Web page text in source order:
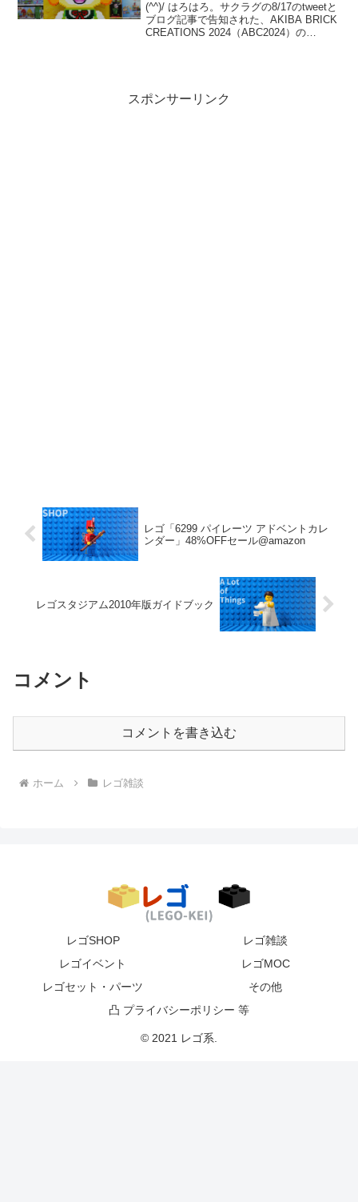
(^^)/ はろはろ。サクラグの8/17のtweetと
ブログ記事で告知された、AKIBA BRICK
CREATIONS 2024（ABC2024）の
スポンサーリンク
レゴ「6299 パイレーツ アドベントカレ
ンダー」48%OFFセール@amazon
レゴスタジアム2010年版ガイドブック
コメント
コメントを書き込む
ホーム レゴ雑談
レゴSHOP
レゴ雑談
レゴイベント
レゴMOC
レゴセット・パーツ
その他
凸 プライバシーポリシー 等
© 2021 レゴ系.